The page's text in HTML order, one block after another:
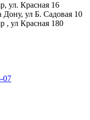
ул. Красная 16
Дону, ул Б. Садовая 10
, ул Красная 180
07